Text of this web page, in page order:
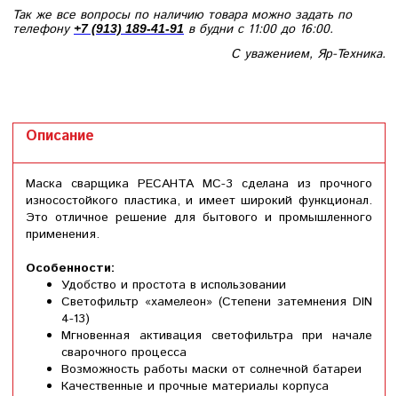
Так же все вопросы по наличию товара можно задать по
телефону+7 (913) 189-41-91 в будни с 11:00 до 16:00.
С уважением, Яр-Техника.
Описание
Маска сварщика РЕСАНТА МС-3 сделана из прочного
износостойкого пластика, и имеет широкий функционал.
Это отличное решение для бытового и промышленного
применения.
Особенности:
Удобство и простота в использовании
Светофильтр «хамелеон» (Степени затемнения DIN
4-13)
Мгновенная активация светофильтра при начале
сварочного процесса
Возможность работы маски от солнечной батареи
Качественные и прочные материалы корпуса